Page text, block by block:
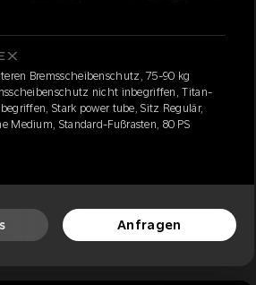
Bremsscheibenschutz, 75-90 kg
nicht inbegriffen, Titan-
Stark power tube, Sitz Regulär,
Medium, Standard-Fußrasten, 80 PS
Anfragen